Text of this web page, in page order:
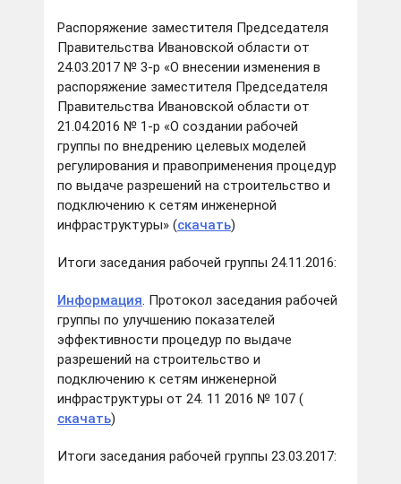
Распоряжение заместителя Председателя
Правительства Ивановской области от
24.03.2017 № 3-р «О внесении изменения в
распоряжение заместителя Председателя
Правительства Ивановской области от
21.04.2016 № 1-р «О создании рабочей
группы по внедрению целевых моделей
регулирования и правоприменения процедур
по выдаче разрешений на строительство и
подключению к сетям инженерной
инфраструктуры» (скачать)
Итоги заседания рабочей группы 24.11.2016:
Информация. Протокол заседания рабочей
группы по улучшению показателей
эффективности процедур по выдаче
разрешений на строительство и
подключению к сетям инженерной
инфраструктуры от 24. 11 2016 № 107 (
скачать)
Итоги заседания рабочей группы 23.03.2017: